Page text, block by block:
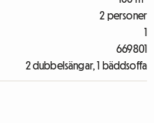
2 personer
1
669801
2 dubbelsängar, 1 bäddsoffa